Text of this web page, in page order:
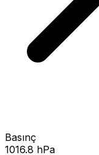
Basınç
1016.8 hPa